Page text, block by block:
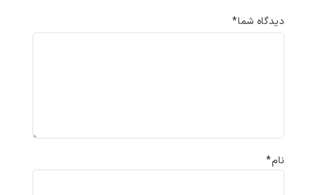
دیدگاه شما*
نام*